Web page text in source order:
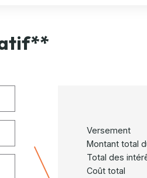
Versement
Montant total
Total des
Coût total